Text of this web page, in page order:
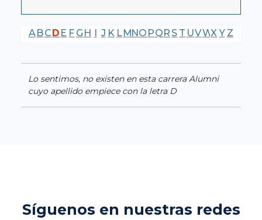
A BCD E F G H I J K LMNO PQR S T UVWX Y Z
Lo sentimos, no existen en esta carrera Alumni
cuyo apellido empiece con la letra D
Síguenos en nuestras redes